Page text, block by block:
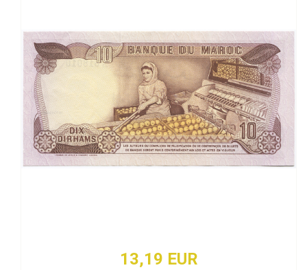
13,19 EUR